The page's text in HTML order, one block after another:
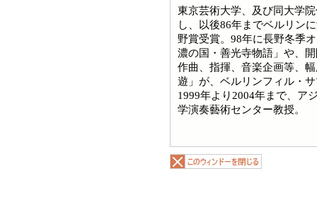
東京芸術大学、及び同大学
し、以後86年までベルリン
野賞受賞。98年に長野冬季
濃の国・善光寺物語」や、
作曲、指揮、音楽企画等、
遊」が、ベルリンフィル・
1999年より2004年まで、ア
学演奏藝術センター教授。